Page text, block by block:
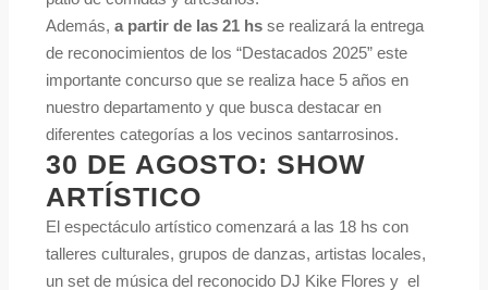
Además, a partir de las 21 hs se realizará la entrega
de reconocimientos de los “Destacados 2025” este
importante concurso que se realiza hace 5 años en
nuestro departamento y que busca destacar en
diferentes categorías a los vecinos santarrosinos.
30 DE AGOSTO: SHOW
ARTÍSTICO
El espectáculo artístico comenzará a las 18 hs con
talleres culturales, grupos de danzas, artistas locales,
un set de música del reconocido DJ Kike Flores y el